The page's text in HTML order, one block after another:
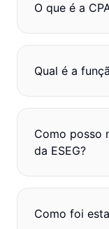
O que é a
Qual é a
Como posso
da ESEG?
Como foi